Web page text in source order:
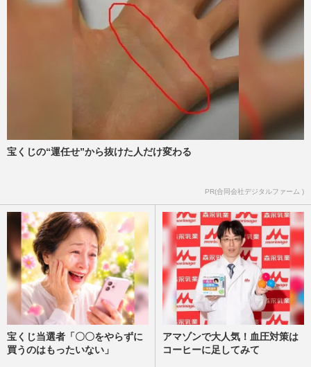
宝くじの“運任せ”から抜けた人だけ変わる
PR(合同会社デジタルファーム )
宝くじ当選者「〇〇をやらずに
買うのはもったいない」
アマゾンで大人気！血圧対策は
コーヒーに足してみて